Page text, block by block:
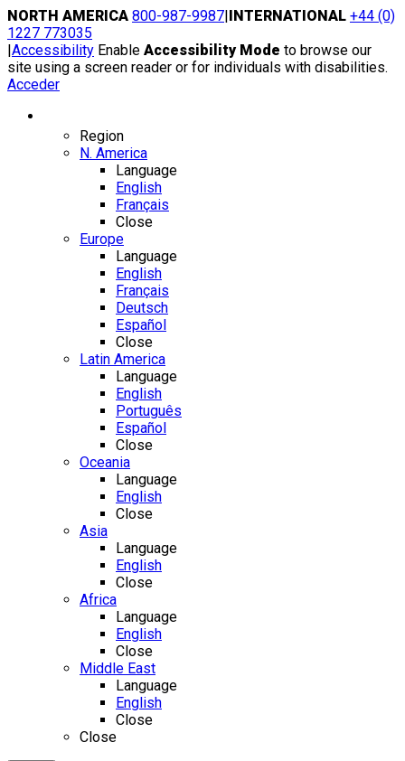
Skip
to
content
NORTH AMERICA 800-987-9987|INTERNATIONAL +44 (0)
1227 773035
|Accessibility Enable Accessibility Mode to browse our
site using a screen reader or for individuals with disabilities.
Acceder
Region
N. America
Language
English
Français
Close
Europe
Language
English
Français
Deutsch
Español
Close
Latin America
Language
English
Português
Español
Close
Oceania
Language
English
Close
Asia
Language
English
Close
Africa
Language
English
Close
Middle East
Language
English
Close
Close